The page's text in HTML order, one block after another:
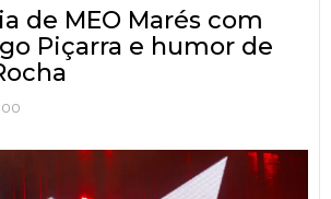
de MEO Marés com
Piçarra e humor de